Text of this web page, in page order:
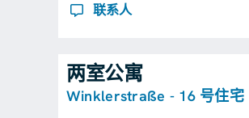
联系人
两室公寓
Winklerstraße - 16 号住宅